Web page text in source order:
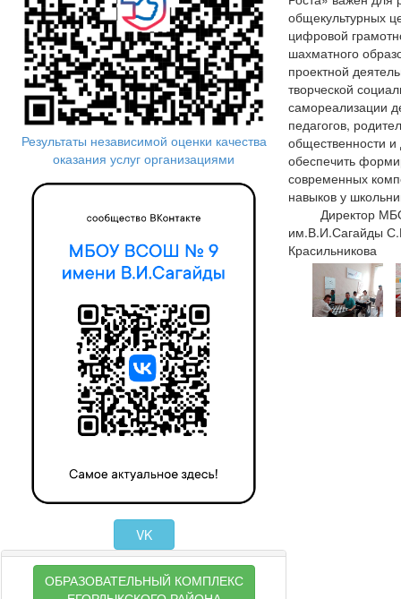
Результаты независимой оценки качества
оказания услуг организациями
VK
ОБРАЗОВАТЕЛЬНЫЙ КОМПЛЕКС
общекультурных
цифровой
шахматного
проектной
творческой
самореализации
педагогов,
общественности
обеспечить
современных
навыков у
Директор
им.В.И.Сагайды
Красильникова